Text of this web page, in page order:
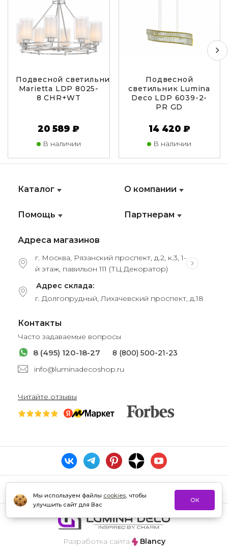
Мы используем файлы cookies, чтобы
улучшить сайт для Вас
ОК
Подвесной светильник Lumina Deco
Marietta LDP 8025-
8 CHR+WT
20 589 ₽
В наличии
Подвесной
светильник Lumina
Deco LDP 6039-2-
PR GD
14 420 ₽
В наличии
Каталог
Помощь
О компании
Партнерам
Адреса магазинов
г. Москва, Рязанский проспект, д.2, к.3, 1-
й этаж, павильон 111 (ТЦ Декоратор)
Адрес склада:
г. Долгопрудный, Лихачевский проспект, д.18
Контакты
Часто задаваемые вопросы
8 (495) 120-18-27
8 (800) 500-21-23
info@luminadecoshop.ru
Читайте отзывы
Разработка сайта Blancy